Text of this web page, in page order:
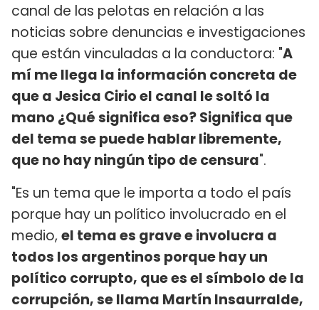
canal de las pelotas en relación a las
noticias sobre denuncias e investigaciones
que están vinculadas a la conductora: "A
mí me llega la información concreta de
que a Jesica Cirio el canal le soltó la
mano ¿Qué significa eso? Significa que
del tema se puede hablar libremente,
que no hay ningún tipo de censura".
"Es un tema que le importa a todo el país
porque hay un político involucrado en el
medio, el tema es grave e involucra a
todos los argentinos porque hay un
político corrupto, que es el símbolo de la
corrupción, se llama Martín Insaurralde,